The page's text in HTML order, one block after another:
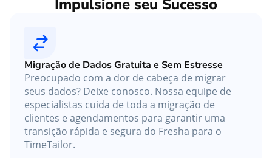
Impulsione seu Sucesso
Migração de Dados Gratuita e Sem Estresse
Preocupado com a dor de cabeça de migrar
seus dados? Deixe conosco. Nossa equipe de
especialistas cuida de toda a migração de
clientes e agendamentos para garantir uma
transição rápida e segura do Fresha para o
TimeTailor.